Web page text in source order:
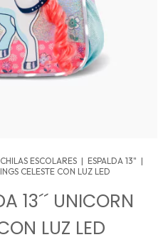
ESCOLARES | ESPALDA 13" |
CELESTE CON LUZ LED
13´´ UNICORN
LUZ LED